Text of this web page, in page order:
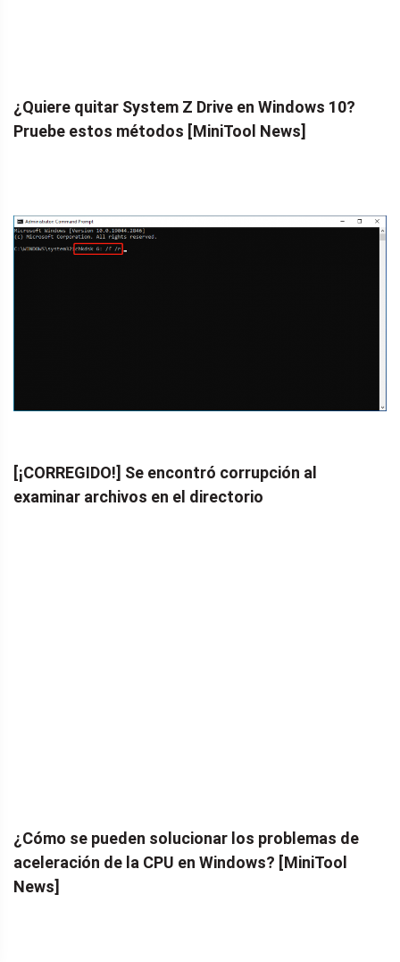
¿Quiere quitar System Z Drive en Windows 10?
Pruebe estos métodos [MiniTool News]
[¡CORREGIDO!] Se encontró corrupción al
examinar archivos en el directorio
¿Cómo se pueden solucionar los problemas de
aceleración de la CPU en Windows? [MiniTool
News]